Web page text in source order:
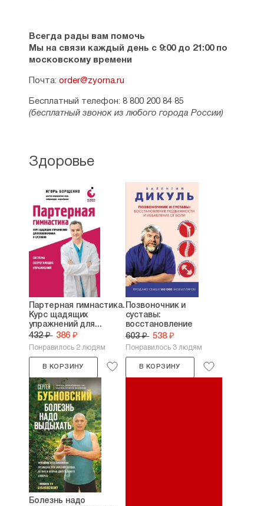
Всегда рады вам помочь
Мы на связи каждый день с 9:00 до 21:00 по
московскому времени
Почта: order@zyorna.ru
Бесплатный телефон: 8 800 200 84 85
(бесплатный звонок из любого города России)
Здоровье
Партерная гимнастика.
Курс щадящих
упражнений для...
432 ₽ 386 ₽
Понравилось 2 людям
В КОРЗИНУ
Позвоночник и
суставы:
восстановление
подвижности и...
603 ₽ 538 ₽
Понравилось 3 людям
В КОРЗИНУ
Болезнь надо